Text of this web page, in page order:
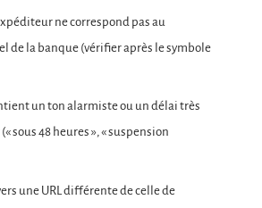
ne correspond pas au
de la banque (vérifier après le symbole
un ton alarmiste ou un délai très
sous 48 heures », « suspension
une URL différente de celle de